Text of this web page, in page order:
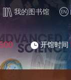
我的图书馆
开馆时间